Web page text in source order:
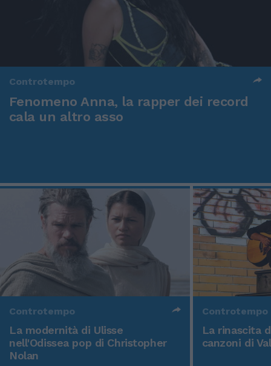
Controtempo
Fenomeno Anna, la rapper dei record
cala un altro asso
Controtempo
La modernità di Ulisse
nell'Odissea pop di Christopher
Nolan
Controtempo
La rinascita
canzoni di